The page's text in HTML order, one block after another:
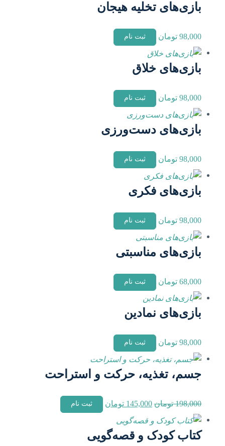
بازی‌های تخلیه هیجان
98,000 تومان ثبت نام
بازی‌های خلاق
98,000 تومان ثبت نام
بازی‌های دست‌ورزی
98,000 تومان ثبت نام
بازی‌های فکری
98,000 تومان ثبت نام
بازی‌های مناسبتی
68,000 تومان ثبت نام
بازی‌های نمادین
98,000 تومان ثبت نام
جسم، تغذیه، حرکت و استراحت
198,000 تومان قیمت
198,000 تومان
بود.
145,000 تومان قیمت
فعلی
است.
ثبت نام
کتاب کودک و قصه‌گویی